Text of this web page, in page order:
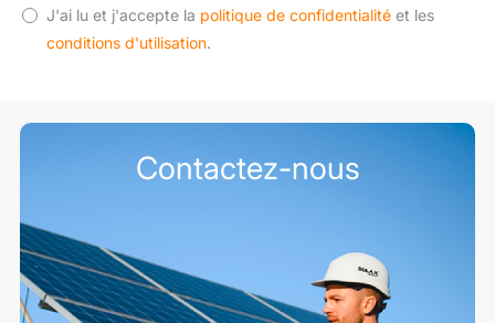
J'ai lu et j'accepte la politique de confidentialité et les
conditions d'utilisation.
Contactez-nous